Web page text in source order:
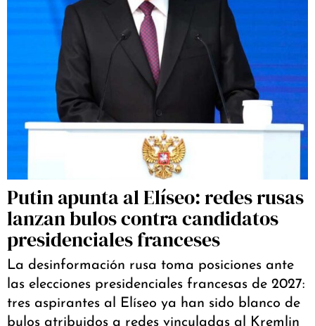
Putin apunta al Elíseo: redes rusas
lanzan bulos contra candidatos
presidenciales franceses
La desinformación rusa toma posiciones ante
las elecciones presidenciales francesas de 2027:
tres aspirantes al Elíseo ya han sido blanco de
bulos atribuidos a redes vinculadas al Kremlin